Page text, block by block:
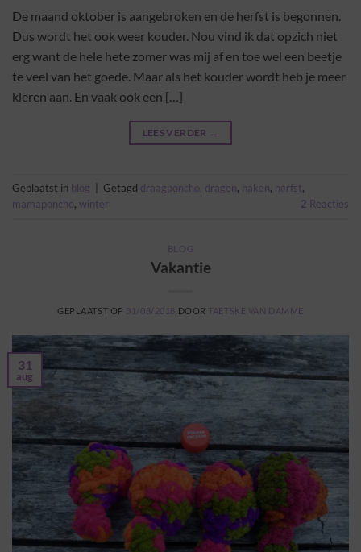
De maand oktober is aangebroken en de herfst is begonnen.
Dus wordt het ook weer kouder. Nou vind ik dat opzich niet
erg want de hele hete zomer was mij af en toe wel een beetje
te veel van het goede. Maar als het kouder wordt heb je meer
kleren aan. En vaak ook een […]
LEES VERDER →
Geplaatst in blog Getagd draagponcho, dragen, haken, herfst,
mamaponcho, winter 2 Reacties
BLOG
Vakantie
GEPLAATST OP 31/08/2018 DOOR TAETSKE VAN DAMME
31
aug